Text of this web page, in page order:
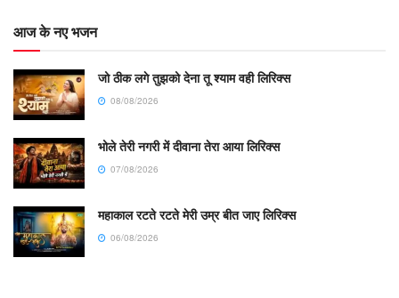
आज के नए भजन
जो ठीक लगे तुझको देना तू श्याम वही लिरिक्स
08/08/2026
भोले तेरी नगरी में दीवाना तेरा आया लिरिक्स
07/08/2026
महाकाल रटते रटते मेरी उम्र बीत जाए लिरिक्स
06/08/2026